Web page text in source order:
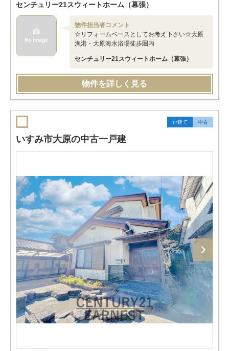
センチュリー21スウィートホーム（幕張）
物件担当者コメント
☆リフォームベースとしてお考え下さい☆大原
漁港・大原海水浴場徒歩圏内
センチュリー21スウィートホーム（幕張）
物件を詳しく見る
戸建て 中古
いすみ市大原の中古一戸建